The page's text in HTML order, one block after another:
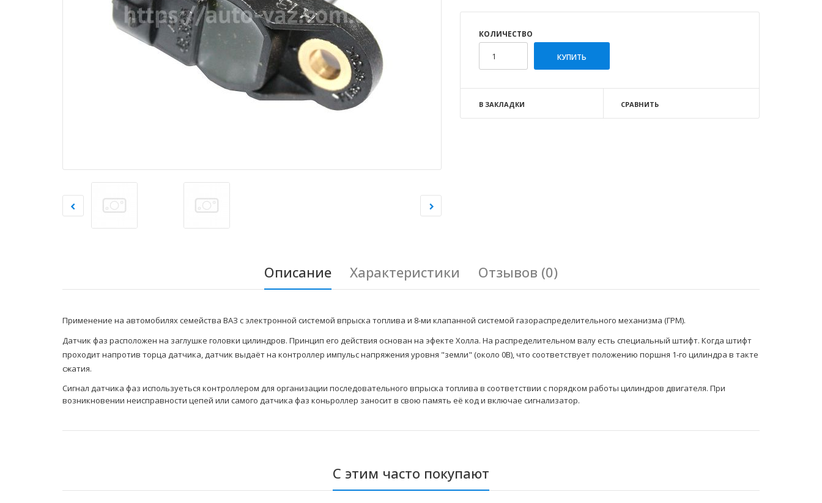
КОЛИЧЕСТВО
В ЗАКЛАДКИ СРАВНИТЬ
Описание Характеристики Отзывов (0)
Применение на автомобилях семейства ВАЗ с электронной системой впрыска топлива и 8-ми клапанной системой газораспределительного механизма (ГРМ).
Датчик фаз расположен на заглушке головки цилиндров. Принцип его действия основан на эфекте Холла. На распределительном валу есть специальный штифт. Когда штифт
проходит напротив торца датчика, датчик выдаёт на контроллер импульс напряжения уровня "земли" (около 0В), что соответствует положению поршня 1-го цилиндра в такте
сжатия.
Сигнал датчика фаз используеться контроллером для организации последовательного впрыска топлива в соответствии с порядком работы цилиндров двигателя. При
возникновении неисправности цепей или самого датчика фаз коньроллер заносит в свою память её код и включае сигнализатор.
С этим часто покупают